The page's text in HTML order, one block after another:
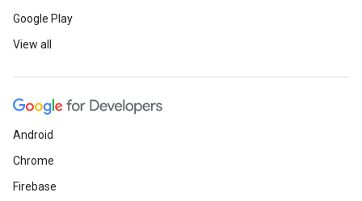
Google Play
View all
Android
Chrome
Firebase